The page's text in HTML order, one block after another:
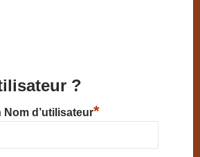
?
d’utilisateur*